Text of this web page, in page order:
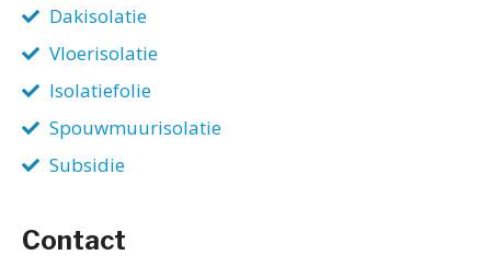
Dakisolatie
Vloerisolatie
Isolatiefolie
Spouwmuurisolatie
Subsidie
Contact